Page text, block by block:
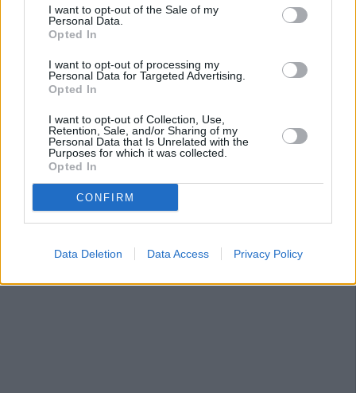
I want to opt-out of the Sale of my
Personal Data.
Opted In
I want to opt-out of processing my
Personal Data for Targeted Advertising.
Opted In
I want to opt-out of Collection, Use,
Retention, Sale, and/or Sharing of my
Personal Data that Is Unrelated with the
Purposes for which it was collected.
Opted In
CONFIRM
Data Deletion Data Access Privacy Policy